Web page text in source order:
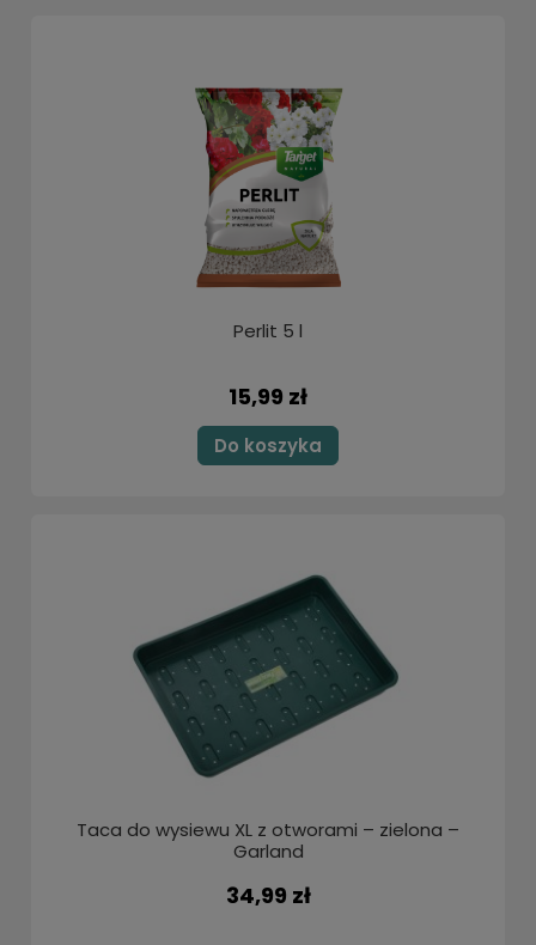
Perlit 5 l
15,99 zł
Do koszyka
Taca do wysiewu XL z otworami – zielona –
Garland
34,99 zł